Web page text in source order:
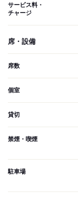
サービス料・
チャージ
席・設備
席数
個室
貸切
禁煙・喫煙
駐車場